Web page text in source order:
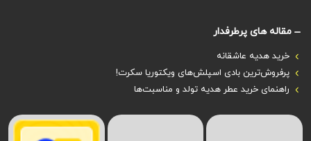
مقاله های پرطرفدار
خرید هدیه عاشقانه
پرفروش‌ترین بادی اسپلش‌های ویکتوریا سکرت!
راهنمای خرید عطر هدیه تولد و مناسبت‌ها